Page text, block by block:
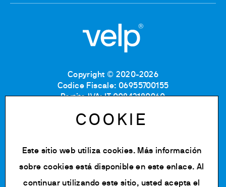
Copyright © 2020-2026
Codice Fiscale: 06955700155
Partita IVA: IT 00842180960
Numero REA: MB-1129804
Política de privacidad
Cookie Policy
Términos de uso
COOKIE
Este sitio web utiliza cookies. Más información
sobre cookies está disponible en este enlace. Al
continuar utilizando este sitio, usted acepta el